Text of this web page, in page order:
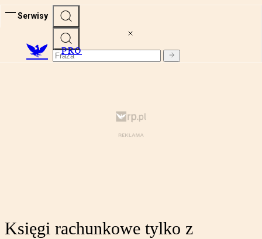
Serwisy
PRO
Księgi rachunkowe tylko z